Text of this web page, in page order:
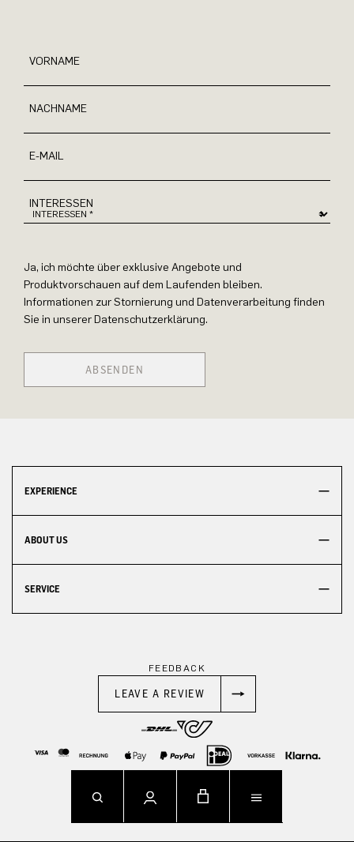
VORNAME
NACHNAME
E-MAIL
INTERESSEN
Ja, ich möchte über exklusive Angebote und
Produktvorschauen auf dem Laufenden bleiben.
Informationen zur Stornierung und Datenverarbeitung finden
Sie in unserer Datenschutzerklärung.
ABSENDEN
EXPERIENCE
ABOUT US
SERVICE
FEEDBACK
LEAVE A REVIEW